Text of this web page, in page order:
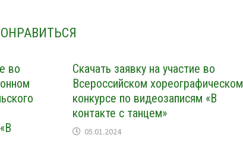
во
Скачать заявку на участие во
Всероссийском хореографическом
конкурсе по видеозаписям «В
контакте с танцем»
05.01.2024